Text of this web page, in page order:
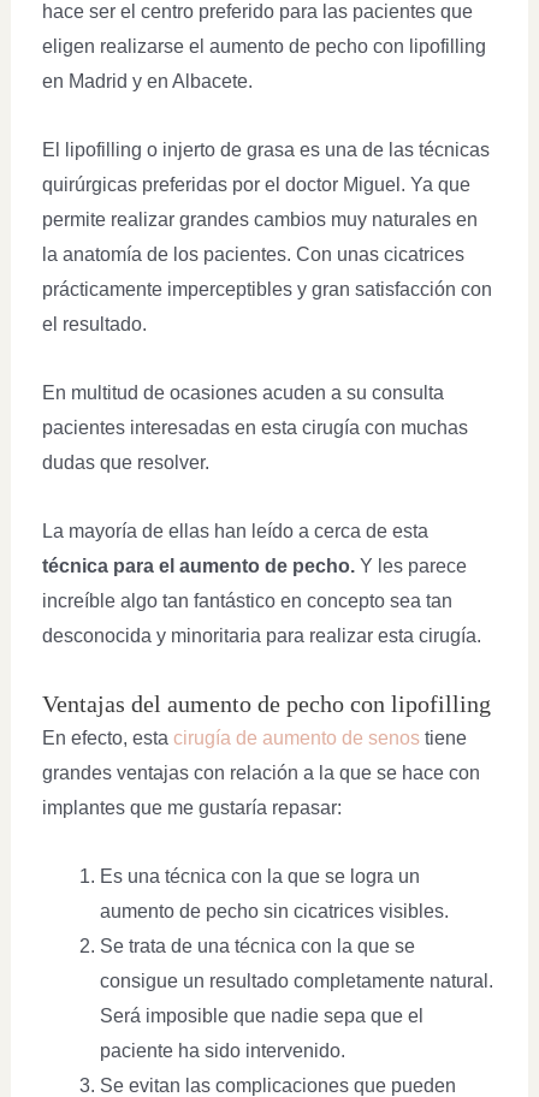
hace ser el centro preferido para las pacientes que
eligen realizarse el aumento de pecho con lipofilling
en Madrid y en Albacete.
El lipofilling o injerto de grasa es una de las técnicas
quirúrgicas preferidas por el doctor Miguel. Ya que
permite realizar grandes cambios muy naturales en
la anatomía de los pacientes. Con unas cicatrices
prácticamente imperceptibles y gran satisfacción con
el resultado.
En multitud de ocasiones acuden a su consulta
pacientes interesadas en esta cirugía con muchas
dudas que resolver.
La mayoría de ellas han leído a cerca de esta
técnica para el aumento de pecho.Y les parece
increíble algo tan fantástico en concepto sea tan
desconocida y minoritaria para realizar esta cirugía.
Ventajas del aumento de pecho con lipofilling
En efecto, esta cirugía de aumento de senostiene
grandes ventajas con relación a la que se hace con
implantes que me gustaría repasar:
Es una técnica con la que se logra un
aumento de pecho sin cicatrices visibles.
Se trata de una técnica con la que se
consigue un resultado completamente natural.
Será imposible que nadie sepa que el
paciente ha sido intervenido.
Se evitan las complicaciones que pueden